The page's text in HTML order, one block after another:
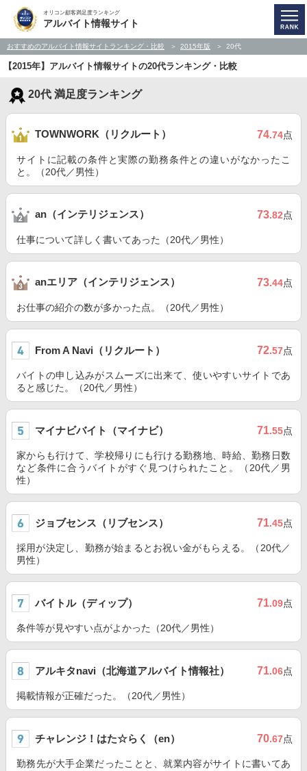
オリコン顧客満足度ランキング
アルバイト情報サイト
おすすめのアルバイト情報サイトランキング・比較 2015年版 20代
【2015年】アルバイト情報サイトの20代ランキング・比較
20代 満足度ランキング
TOWNWORK（リクルート） 74.74点
サイトに記載の条件と実際の勤務条件との違いがなかったこ
と。（20代／男性）
an（インテリジェンス） 73.82点
仕事について詳しく書いてあった（20代／男性）
anエリア（インテリジェンス） 73.44点
お仕事の紹介の数が多かった点。（20代／男性）
From A Navi（リクルート） 72.57点
バイトの申し込みがスムーズに出来て、使いやすいサイトであ
ると感じた。（20代／男性）
マイナビバイト（マイナビ） 71.55点
家からも行けて、学校帰りにも行ける勤務地、時給、勤務日数
など条件に合うバイトがすぐ見つけられたこと。（20代／男
性）
ジョブセンス（リブセンス） 71.45点
採用が決定し、勤務が始まるとお祝い金がもらえる。（20代／
男性）
バイトル（ディップ） 71.09点
条件等が見やすい点がよかった（20代／男性）
アルキタnavi（北海道アルバイト情報社） 71.06点
掲載情報が正確だった。（20代／男性）
チャレンジ！はた☆らく（en） 70.67点
勤務先が大手企業だったことと、就業内容がサイトに書いてあ